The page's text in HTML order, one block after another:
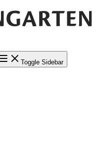
Toggle Sidebar